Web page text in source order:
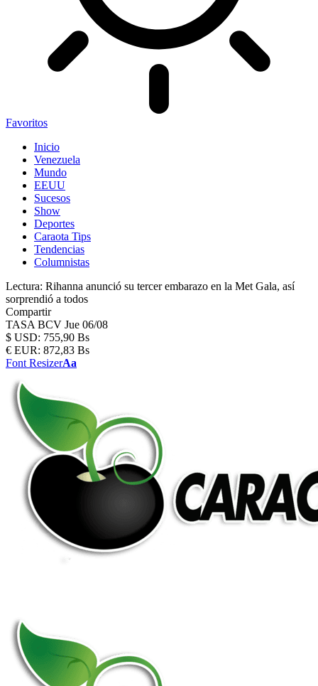
Favoritos
Inicio
Venezuela
Mundo
EEUU
Sucesos
Show
Deportes
Caraota Tips
Tendencias
Columnistas
Lectura: Rihanna anunció su tercer embarazo en la Met Gala, así
sorprendió a todos
Compartir
TASA BCV Jue 06/08
$ USD: 755,90 Bs
€ EUR: 872,83 Bs
Font ResizerAa